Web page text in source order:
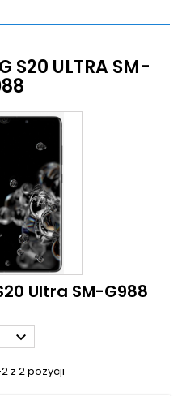
S20 ULTRA SM-
Ultra SM-G988

z 2 pozycji